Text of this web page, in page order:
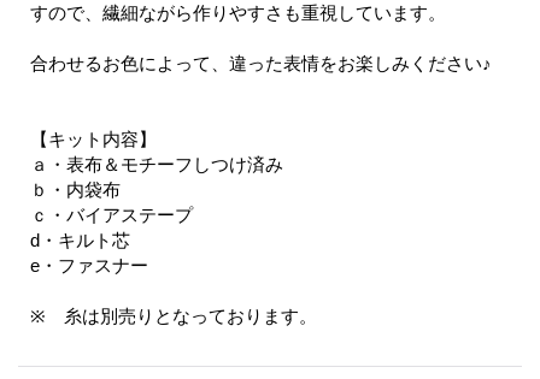
すので、繊細ながら作りやすさも重視しています。
合わせるお色によって、違った表情をお楽しみください♪
【キット内容】
ａ・表布＆モチーフしつけ済み
ｂ・内袋布
ｃ・バイアステープ
d・キルト芯
e・ファスナー
※ 糸は別売りとなっております。